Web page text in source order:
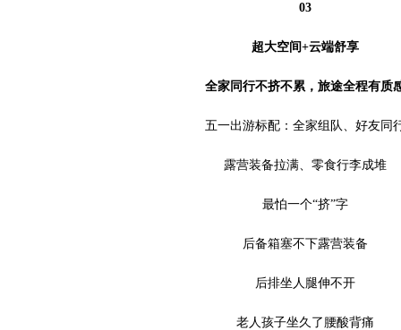
03
超大空间+云端舒享
全家同行不挤不累，旅途全程有质
五一出游标配：全家组队、好友同
露营装备拉满、零食行李成堆
最怕一个“挤”字
后备箱塞不下露营装备
后排坐人腿伸不开
老人孩子坐久了腰酸背痛